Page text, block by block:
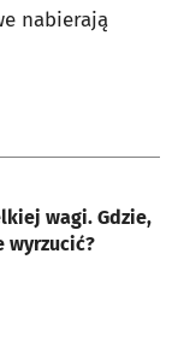
nabierają
wagi. Gdzie,
wyrzucić?